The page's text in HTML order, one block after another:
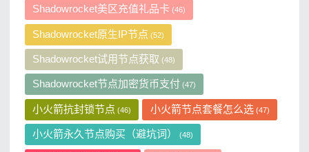
Shadowrocket美区充值礼品卡(46)
Shadowrocket原生IP节点 (52)
Shadowrocket试用节点获取 (48)
Shadowrocket节点加密货币支付 (47)
小火箭抗封锁节点 (46) 小火箭节点套餐怎么选(47)
小火箭永久节点购买（避坑词） (48)